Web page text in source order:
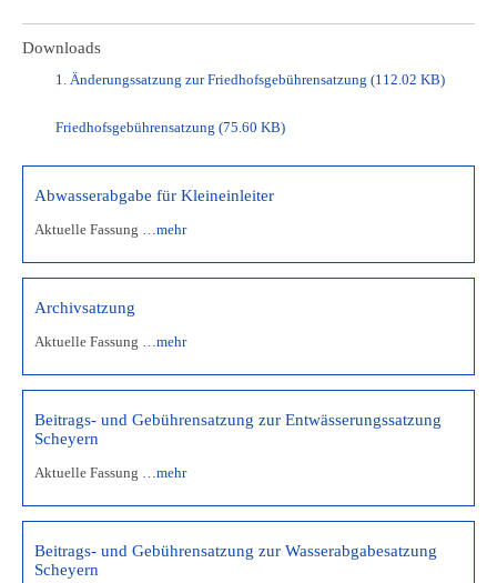
Downloads
1. Änderungssatzung zur Friedhofsgebührensatzung (112.02 KB)
Friedhofsgebührensatzung (75.60 KB)
Abwasserabgabe für Kleineinleiter
Aktuelle Fassung …mehr
Archivsatzung
Aktuelle Fassung …mehr
Beitrags- und Gebührensatzung zur Entwässerungssatzung
Scheyern
Aktuelle Fassung …mehr
Beitrags- und Gebührensatzung zur Wasserabgabesatzung
Scheyern